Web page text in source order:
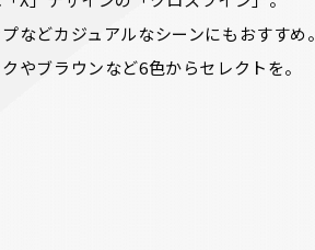
などカジュアルなシーンにもおすすめ。
やブラウンなど6色からセレクトを。